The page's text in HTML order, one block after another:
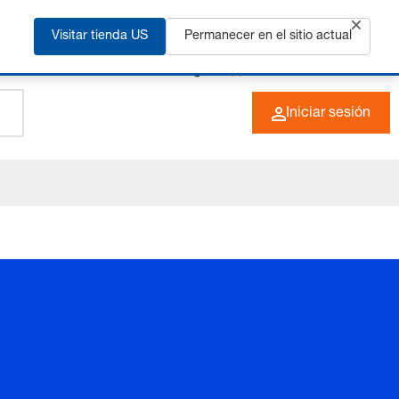
+49 (0) 6266 73-0 ES
Iniciar sesión
Visitar tienda US Permanecer en el sitio actual